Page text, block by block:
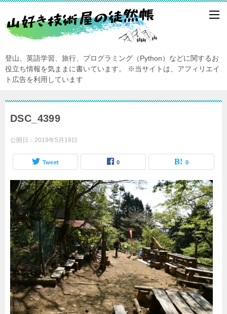
登山、英語学習、旅行、プログラミング（Python）などに関するお
役立ち情報を気ままに書いています。
※当サイトは、アフィリエイ
ト広告を利用しています
DSC_4399
公開日： 2019年5月19日
Tweet 0 0